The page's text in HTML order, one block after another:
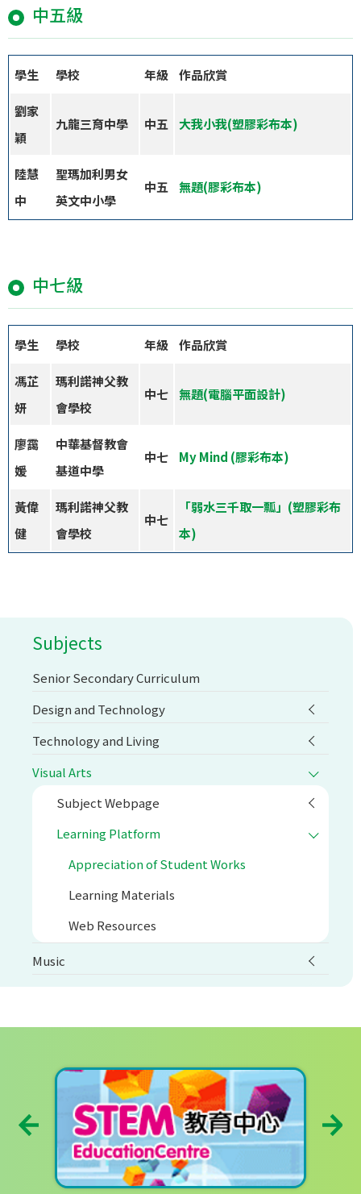
中五級
學生 學校 年級 作品欣賞
劉家
穎
九龍三育中學 中五 大我小我(塑膠彩布本)
陸慧
中
聖瑪加利男女
英文中小學
中五 無題(膠彩布本)
中七級
學生 學校 年級 作品欣賞
馮芷
妍
瑪利諾神父教
會學校
中七 無題(電腦平面設計)
廖靄
媛
中華基督教會
基道中學
中七 My Mind (膠彩布本)
黃偉
健
瑪利諾神父教
會學校
中七
「弱水三千取一瓢」(塑膠彩布
本)
Subjects
Senior Secondary Curriculum
Design and Technology
Technology and Living
Visual Arts
Subject Webpage
Learning Platform
Appreciation of Student Works
Learning Materials
Web Resources
Music